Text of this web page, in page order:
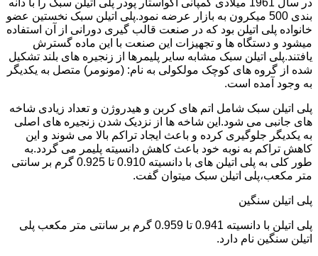
بندی 500 میکرون به بازار عرضه نمود.پلی اتیلن سبک نخستین عضو
خانواده پلی اتیلن بود که در صنعت قالب گیری دورانی از آن استفاده
میشود و دستگاه ها و تجهیزات این صنعت با این ماده گسترش
یافتند.پلی اتیلن سبک مشابه سایر پلیمرها از زنجیره های بلند تشکیل
شده از گروه های کوچک مولکولی به نام: (مونومر) متصل به یکدیگر
به وجود آمده است.
پلی اتیلن سبک شامل اتم های کربن و هیدروژن و تعداد زیادی شاخه
های جانبی می شود.این شاخه ها از نزدیک شدن زنجیره های اصلی
به یکدیگر جلوگیری کرده و باعث ایجاد تراکم بالا می شوند و این
کاهش تراکم به نوبه خود باعث کاهش دانسیته پلیمر می گردد.به
طور کلی به پلی اتیلن های با دانسیته 0.910 تا 0.925 گرم بر سانتی
متر مکعب،پلی اتیلن سبک میتوان گفت.
پلی اتیلن سنگین
پلی اتیلن با دانسیته 0.941 تا 0.959 گرم بر سانتی متر مکعب پلی
اتیلن سنگین نام دارد.